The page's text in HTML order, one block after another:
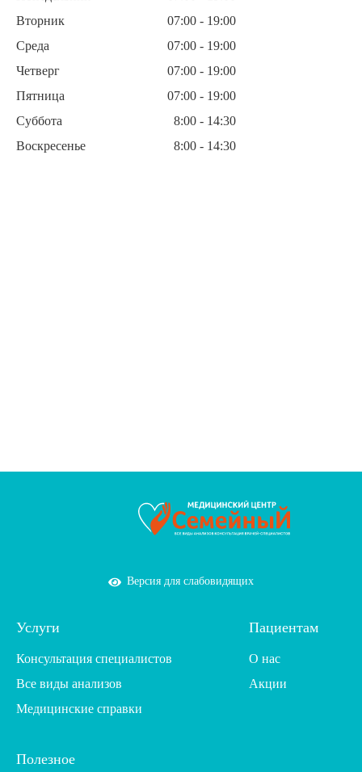
Вторник
07:00 - 19:00
Среда
07:00 - 19:00
Четверг
07:00 - 19:00
Пятница
07:00 - 19:00
Суббота
8:00 - 14:30
Воскресенье
8:00 - 14:30
Версия для слабовидящих
Услуги
Консультация специалистов
Все виды анализов
Медицинские справки
Пациентам
О нас
Акции
Полезное